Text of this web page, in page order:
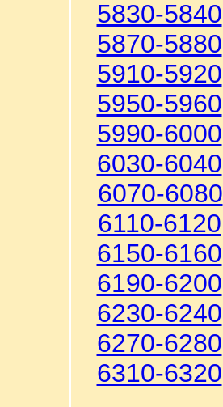
5830-5840
5870-5880
5910-5920
5950-5960
5990-6000
6030-6040
6070-6080
6110-6120
6150-6160
6190-6200
6230-6240
6270-6280
6310-6320